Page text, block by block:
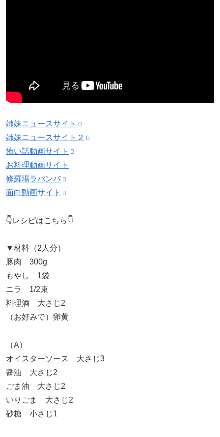
姉妹ニュースサイト
姉妹ニュースサイト２
怖い話動画サイト
お料理動画サイト
修羅場ラバンバ
面白動画サイト
👇レシピはこちら👇
▼材料（2人分）
豚肉 300g
もやし 1袋
ニラ 1/2束
料理酒 大さじ2
（お好みで）卵黄
（A）
オイスターソース 大さじ3
醤油 大さじ2
ごま油 大さじ2
いりごま 大さじ2
砂糖 小さじ1